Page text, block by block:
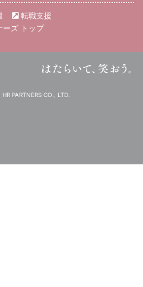
転職支援
ーズ トップ
PARTNERS CO., LTD.